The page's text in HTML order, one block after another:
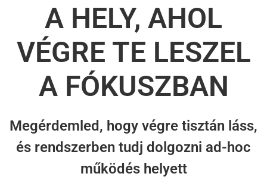
A HELY, AHOL
VÉGRE TE LESZEL
A FÓKUSZBAN
Megérdemled, hogy végre tisztán láss,
és rendszerben tudj dolgozni ad-hoc
működés helyett